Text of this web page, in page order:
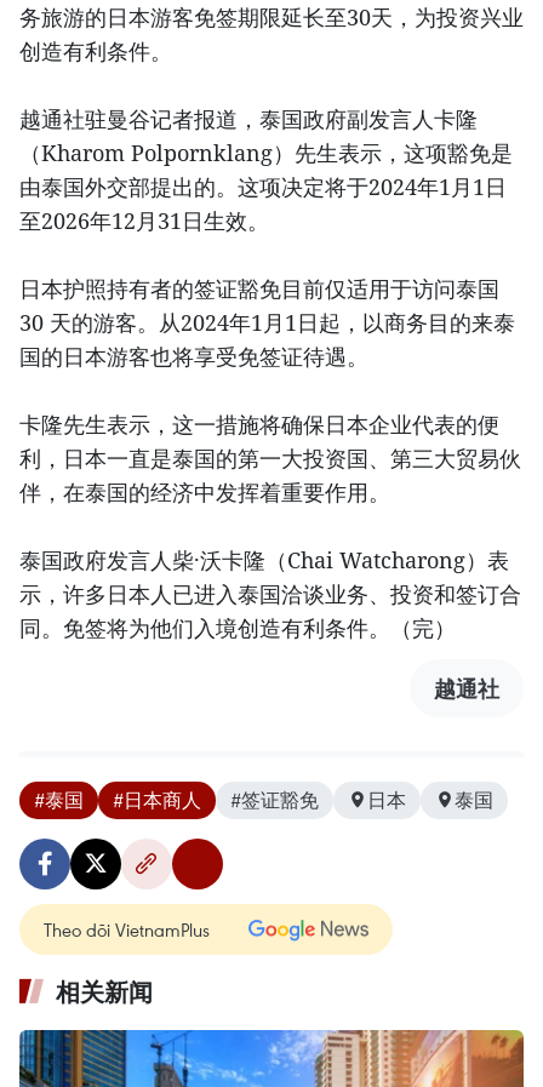
务旅游的日本游客免签期限延长至30天，为投资兴业
创造有利条件。
越通社驻曼谷记者报道，泰国政府副发言人卡隆
（Kharom Polpornklang）先生表示，这项豁免是
由泰国外交部提出的。这项决定将于2024年1月1日
至2026年12月31日生效。
日本护照持有者的签证豁免目前仅适用于访问泰国
30 天的游客。从2024年1月1日起，以商务目的来泰
国的日本游客也将享受免签证待遇。
卡隆先生表示，这一措施将确保日本企业代表的便
利，日本一直是泰国的第一大投资国、第三大贸易伙
伴，在泰国的经济中发挥着重要作用。
泰国政府发言人柴·沃卡隆（Chai Watcharong）表
示，许多日本人已进入泰国洽谈业务、投资和签订合
同。免签将为他们入境创造有利条件。（完）
越通社
#泰国 #日本商人 #签证豁免 日本 泰国
Theo dõi VietnamPlus
相关新闻